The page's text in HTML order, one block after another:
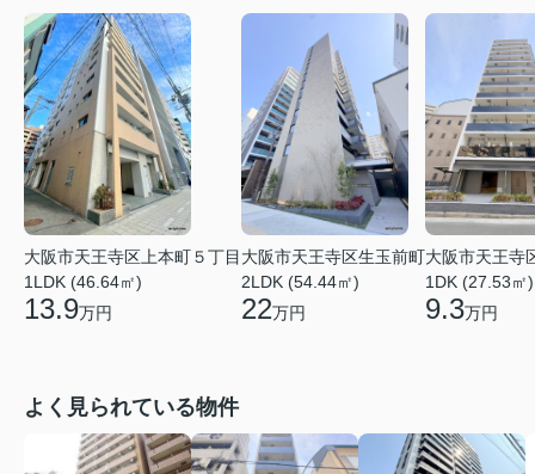
大阪市天王寺区上本町５丁目
1LDK (46.64㎡)
13.9万円
大阪市天王寺区生玉前町
2LDK (54.44㎡)
22万円
大阪市天王寺
1DK (27.53㎡)
9.3万円
よく見られている物件